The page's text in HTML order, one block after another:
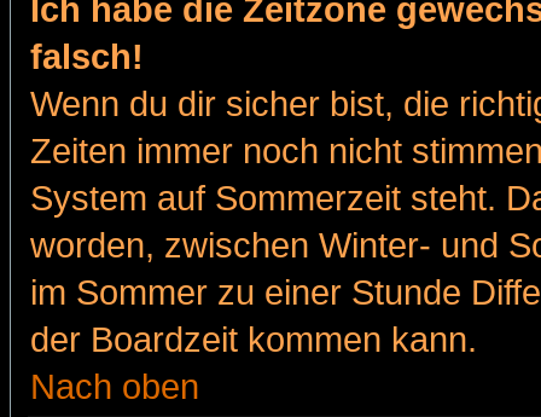
Ich habe die Zeitzone
falsch!
Wenn du dir sicher bist, die
Zeiten immer noch nicht
System auf Sommerzeit steht.
worden, zwischen Winter- und
im Sommer zu einer Stunde
der Boardzeit kommen kann.
Nach oben